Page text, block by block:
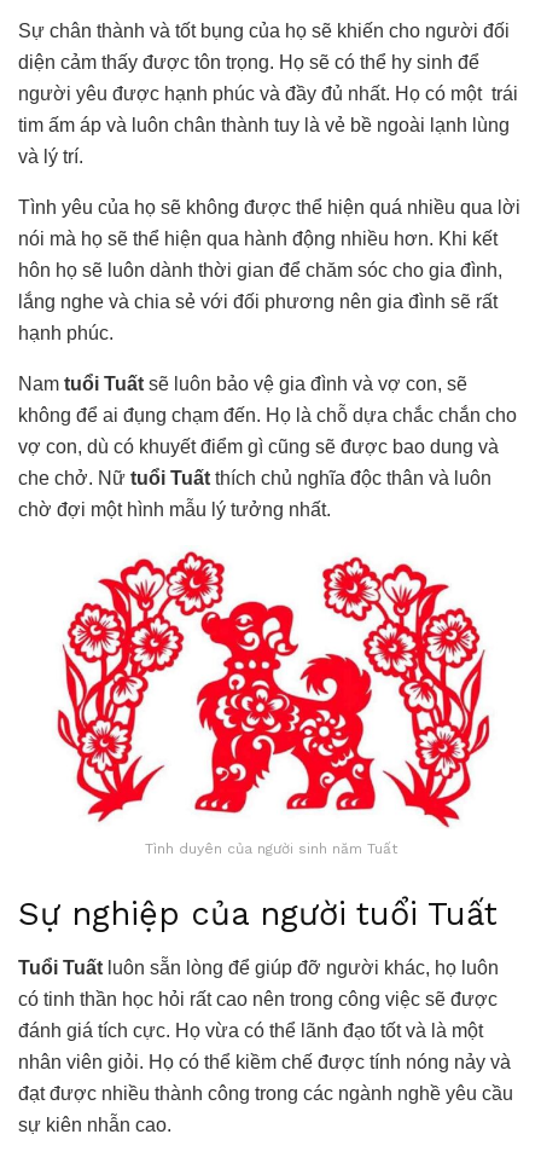
Sự chân thành và tốt bụng của họ sẽ khiến cho người đối
diện cảm thấy được tôn trọng. Họ sẽ có thể hy sinh để
người yêu được hạnh phúc và đầy đủ nhất. Họ có một trái
tim ấm áp và luôn chân thành tuy là vẻ bề ngoài lạnh lùng
và lý trí.
Tình yêu của họ sẽ không được thể hiện quá nhiều qua lời
nói mà họ sẽ thể hiện qua hành động nhiều hơn. Khi kết
hôn họ sẽ luôn dành thời gian để chăm sóc cho gia đình,
lắng nghe và chia sẻ với đối phương nên gia đình sẽ rất
hạnh phúc.
Nam tuổi Tuất sẽ luôn bảo vệ gia đình và vợ con, sẽ
không để ai đụng chạm đến. Họ là chỗ dựa chắc chắn cho
vợ con, dù có khuyết điểm gì cũng sẽ được bao dung và
che chở. Nữ tuổi Tuất thích chủ nghĩa độc thân và luôn
chờ đợi một hình mẫu lý tưởng nhất.
Tình duyên của người sinh năm Tuất
Sự nghiệp của người tuổi Tuất
Tuổi Tuất luôn sẵn lòng để giúp đỡ người khác, họ luôn
có tinh thần học hỏi rất cao nên trong công việc sẽ được
đánh giá tích cực. Họ vừa có thể lãnh đạo tốt và là một
nhân viên giỏi. Họ có thể kiềm chế được tính nóng nảy và
đạt được nhiều thành công trong các ngành nghề yêu cầu
sự kiên nhẫn cao.